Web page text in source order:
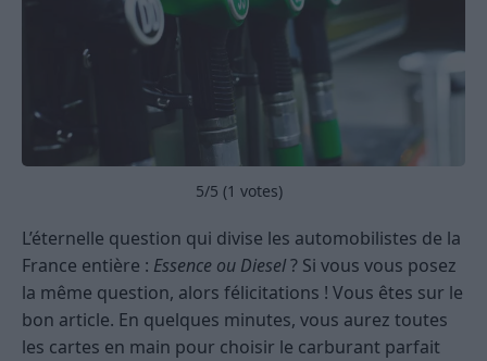
5/5 (1 votes)
L’éternelle question qui divise les automobilistes de la
France entière : Essence ou Diesel? Si vous vous posez
la même question, alors félicitations ! Vous êtes sur le
bon article. En quelques minutes, vous aurez toutes
les cartes en main pour choisir le carburant parfait